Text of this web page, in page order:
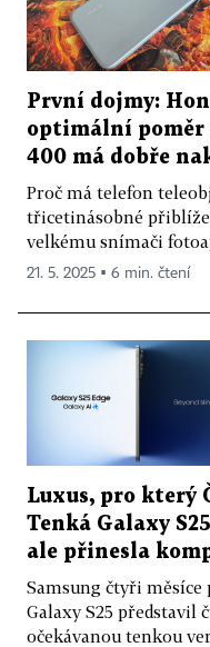
První dojmy:
optimální poměr
400 má dobře
Proč má telefon
třicetinásobné
velkému snímači
21. 5. 2025 ▪ 6 min. čtení
Luxus, pro který
Tenká Galaxy
ale přinesla
Samsung čtyři měsíce
Galaxy S25 představil
očekávanou tenkou